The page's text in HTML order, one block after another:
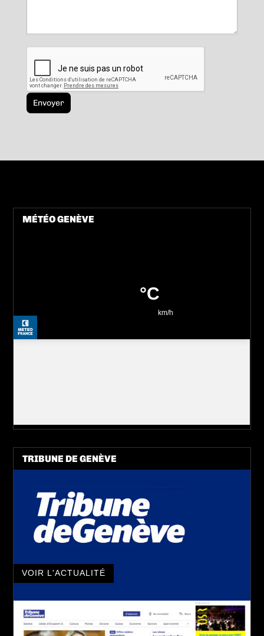
MÉTÉO GENÈVE
TRIBUNE DE GENÈVE
VOIR L'ACTUALITÉ